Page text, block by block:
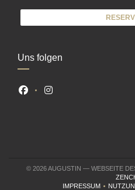
Uns folgen
Facebook ((öffnet ein
Instagram ((öffnet
© 2026 AUGUSTIN — WEBSEITE
IMPRESSUM